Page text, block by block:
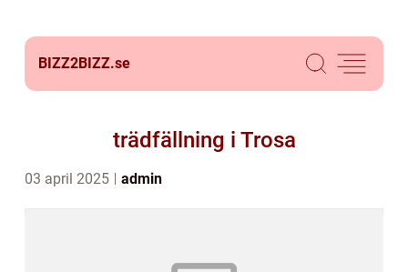
BIZZ2BIZZ.se
trädfällning i Trosa
03 april 2025 admin